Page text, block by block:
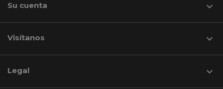
Su cuenta 
Visítanos keyboard_arrow_down
Legal 